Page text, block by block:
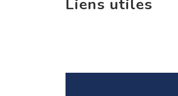
Liens utiles